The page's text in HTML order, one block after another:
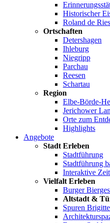
Historischer
Roland de Ries
Ortschaften
Detershagen
Ihleburg
Niegripp
Parchau
Reesen
Schartau
Region
Elbe-Börde-
Jerichower
Orte zum
Highlights
Angebote
Stadt Erleben
Stadtführung
Stadtführung
Interaktive
Vielfalt Erleben
Burger
Altstadt &
Spuren